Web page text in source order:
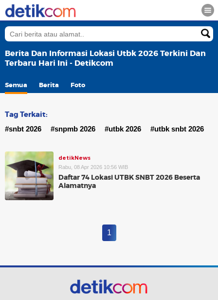
Berita Dan Informasi Lokasi Utbk 2026 Terkini Dan
Terbaru Hari Ini - Detikcom
Semua Berita Foto
Tag Terkait:
#snbt 2026 #snpmb 2026 #utbk 2026 #utbk snbt 2026
detikNews
Rabu, 08 Apr 2026 10:56 WIB
Daftar 74 Lokasi UTBK SNBT 2026 Beserta
Alamatnya
1